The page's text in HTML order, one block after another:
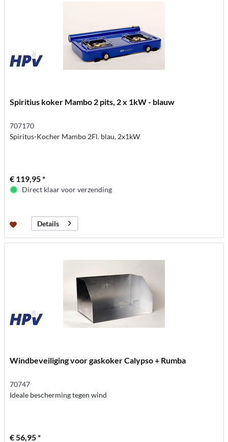
Spiritius koker Mambo 2 pits, 2 x 1kW - blauw
707170
Spiritus-Kocher Mambo 2Fl. blau, 2x1kW
€ 119,95 *
Direct klaar voor verzending
Details
Windbeveiliging voor gaskoker Calypso + Rumba
70747
Ideale bescherming tegen wind
€ 56,95 *